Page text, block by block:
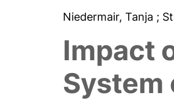
Niedermair, Tanja ;
Impact
System